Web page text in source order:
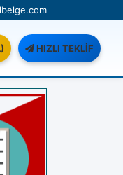
HIZLI TEKLİF